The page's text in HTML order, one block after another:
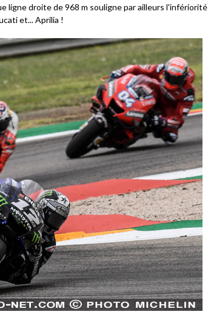
ligne droite de 968 m souligne par ailleurs l'infériorité
et... Aprilia !